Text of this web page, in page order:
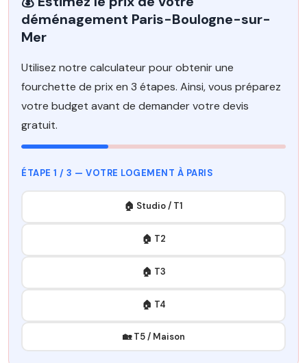
déménagement Paris-Boulogne-sur-
Mer
Utilisez notre calculateur pour obtenir une
fourchette de prix en 3 étapes. Ainsi, vous préparez
votre budget avant de demander votre devis
gratuit.
ÉTAPE 1 / 3 — VOTRE LOGEMENT À PARIS
🏠 Studio / T1
🏠 T2
🏠 T3
🏠 T4
🏡 T5 / Maison